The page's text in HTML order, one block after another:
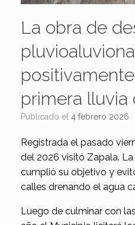
La obra de
primera lluvia
Publicado el 4 febrero 2026
Registrada el pasado
del 2026 visitó Zapala.
cumplió su objetivo y
calles drenando el agua
Luego de culminar con